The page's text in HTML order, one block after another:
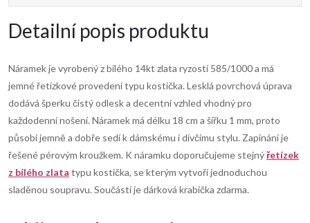
Detailní popis produktu
Náramek je vyrobený z bílého 14kt zlata ryzosti 585/1000 a má
jemné řetízkové provedení typu kostička. Lesklá povrchová úprava
dodává šperku čistý odlesk a decentní vzhled vhodný pro
každodenní nošení. Náramek má délku 18 cm a šířku 1 mm, proto
působí jemně a dobře sedí k dámskému i dívčímu stylu. Zapínání je
řešené pérovým kroužkem. K náramku doporučujeme stejnýřetízek
z bílého zlata typu kostička, se kterým vytvoří jednoduchou
sladěnou soupravu. Součástí je dárková krabička zdarma.